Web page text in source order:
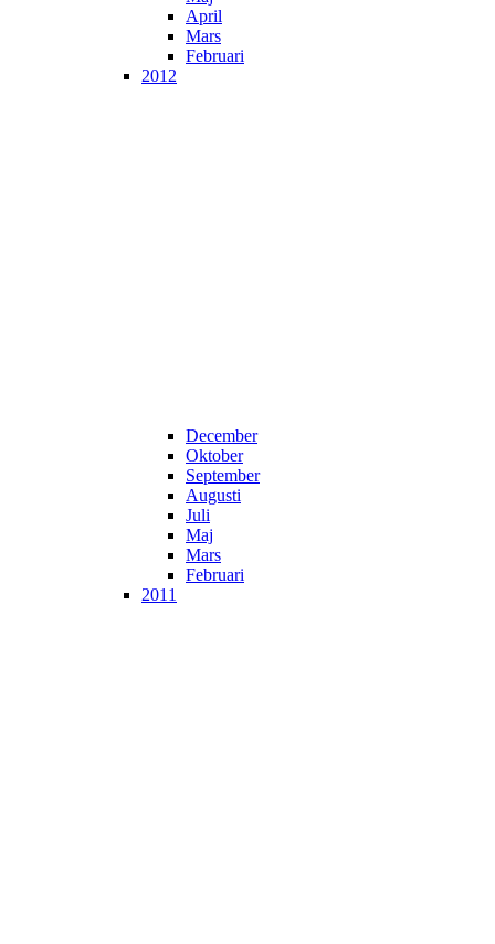
April
Mars
Februari
2012
December
Oktober
September
Augusti
Juli
Maj
Mars
Februari
2011